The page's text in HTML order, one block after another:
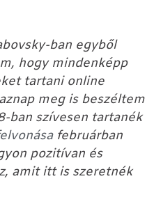
ban egyből
hogy mindenképp
tartani online
meg is beszéltem
ban szívesen tartanék
februárban
pozitívan és
amit itt is szeretnék